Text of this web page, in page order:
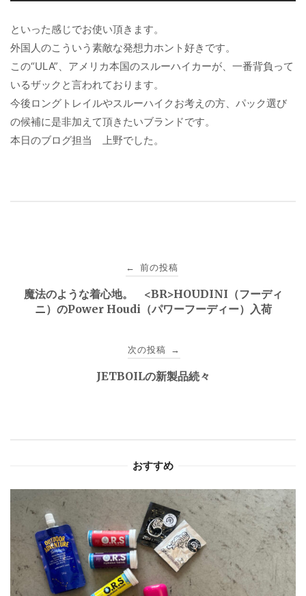
といった感じでお使い頂きます。
外国人のこういう素敵な発想力ホント好きです。
この“ULA”、アメリカ本国のスルーハイカーが、一番背負って
いるザックと言われております。
今後ロングトレイルやスルーハイクお考えの方、パック選び
の候補に是非加えて頂きたいブランドです。
本日のブログ担当 上野でした。
← 前の投稿
魔法のような着心地。 <BR>HOUDINI（フーディ
ニ）のPower Houdi（パワーフーディー）入荷
次の投稿 →
JETBOILの新製品続々
おすすめ